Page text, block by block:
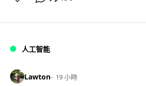
人工智能
Lawton 19 小時